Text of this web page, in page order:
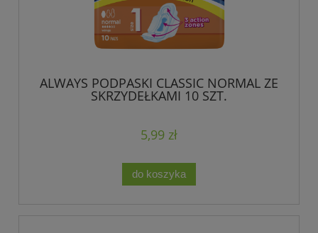
ALWAYS PODPASKI CLASSIC NORMAL ZE
SKRZYDEŁKAMI 10 SZT.
5,99 zł
do koszyka